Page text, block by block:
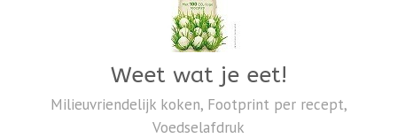
Weet wat je eet!
Milieuvriendelijk koken, Footprint per recept,
Voedselafdruk